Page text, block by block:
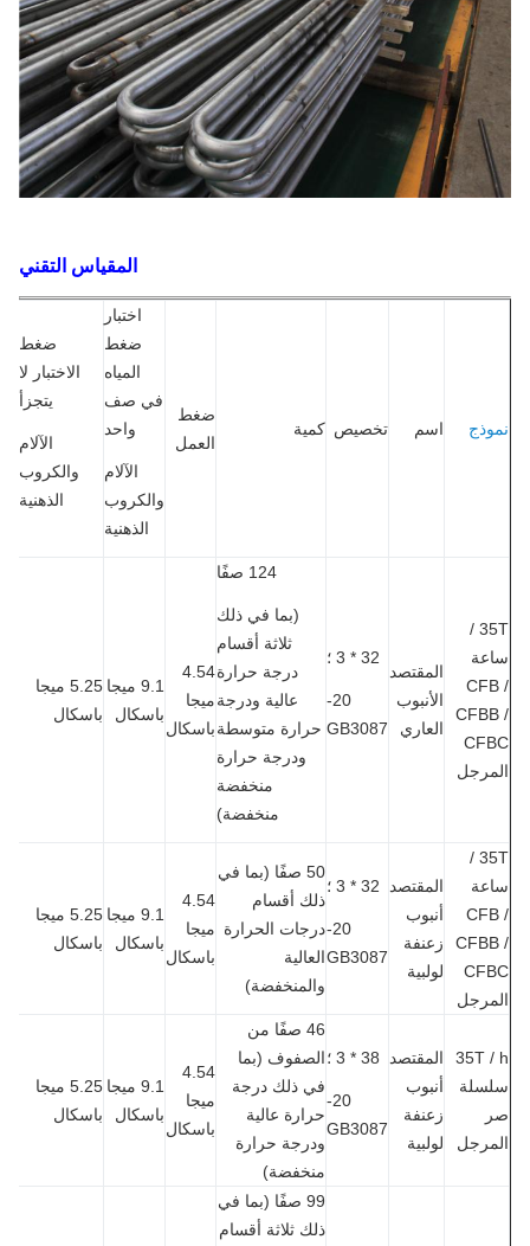
المقياس التقني
اسم تخصيص كمية
العمل
في صف
والكروب
الذهنية
الاختبار لا
والكروب
الذهنية
35T /
المقتصد
الأنبوب
العاري
GB3087
(بما في ذلك
ثلاثة أقسام
درجة حرارة
عالية ودرجة
حرارة متوسطة
ودرجة حرارة
منخفضة
منخفضة)
4.54
ميجا
باسكال
9.1 ميجا
باسكال
5.25 ميجا
باسكال
35T /
المقتصد
أنبوب
زعنفة
لولبية
32 * 3 ؛
GB3087
50 صفًا (بما في
ذلك أقسام
درجات الحرارة
العالية
والمنخفضة)
ميجا
باسكال
9.1 ميجا
باسكال
5.25 ميجا
باسكال
35T
المقتصد
أنبوب
زعنفة
لولبية
38 * 3 ؛
GB3087
46 صفًا من
الصفوف (بما
في ذلك درجة
حرارة عالية
ودرجة حرارة
منخفضة)
ميجا
باسكال
9.1 ميجا
باسكال
5.25 ميجا
باسكال
99 صفًا (بما في
ذلك ثلاثة أقسام